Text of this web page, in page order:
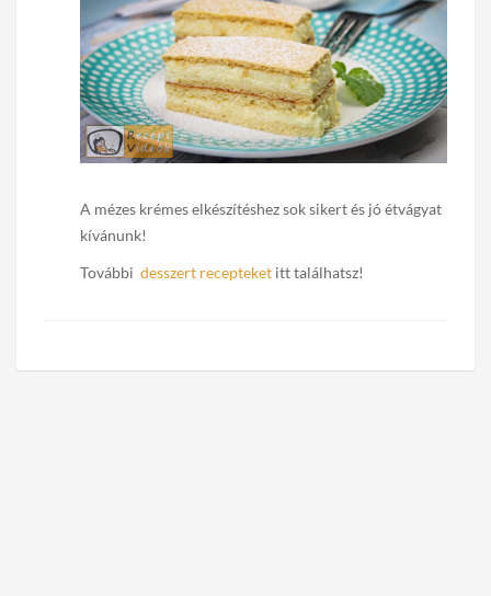
A mézes krémes elkészítéshez sok sikert és jó étvágyat
kívánunk!
További desszert recepteket itt találhatsz!